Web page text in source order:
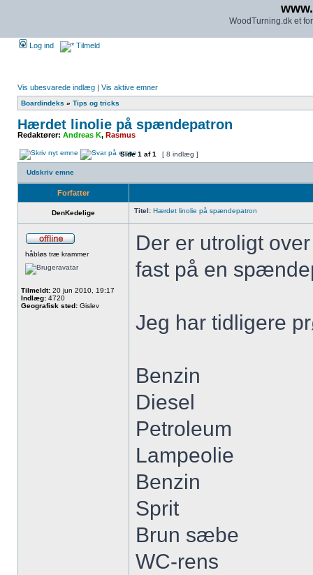
WoodTurning.dk et
Log ind Tilmeld
Vis ubesvarede indlæg | Vis aktive emner
Boardindeks » Tips og tricks
Hærdet linolie på spændepatron
Redaktører: Andreas K, Rasmus
Side1 af1 [ 8 indlæg ]
Udskriv emne
Forfatter
DenKedelige Titel: Hærdet linolie på spændepatron
håbløs træ krammer
Tilmeldt: 20 jun 2010, 19:17
Indlæg: 4720
Geografisk sted: Gislev
Der er utroligt
fast på en
Jeg har tidligere
Benzin
Diesel
Petroleum
Lampeolie
Benzin
Sprit
Brun sæbe
WC-rens